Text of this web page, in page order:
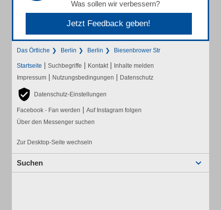
Was sollen wir verbessern?
Jetzt Feedback geben!
Das Örtliche Berlin Berlin Biesenbrower Str
Startseite | Suchbegriffe | Kontakt | Inhalte melden
Impressum | Nutzungsbedingungen | Datenschutz
Datenschutz-Einstellungen
Facebook - Fan werden | Auf Instagram folgen
Über den Messenger suchen
Zur Desktop-Seite wechseln
Suchen